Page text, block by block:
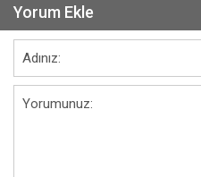
Yorum Ekle